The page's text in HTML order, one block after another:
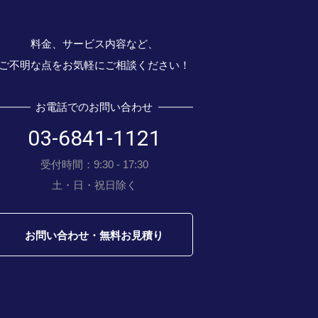
料金、サービス内容など、
不明な点をお気軽にご相談ください！
お電話でのお問い合わせ
03-6841-1121
受付時間：9:30 - 17:30
土・日・祝日除く
お問い合わせ・無料お見積り